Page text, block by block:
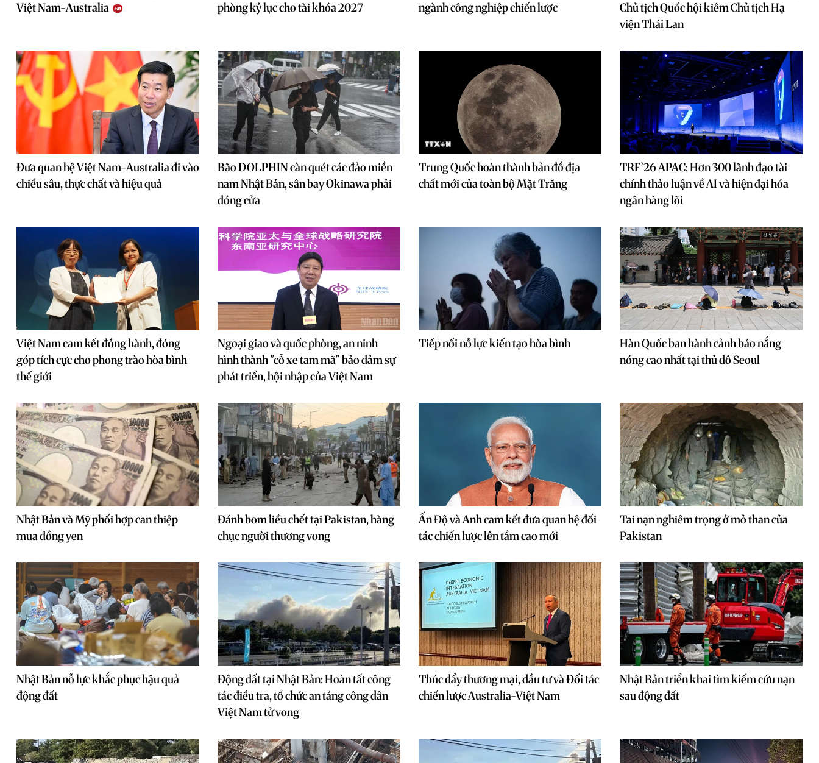
Việt Nam-Australia
phòng kỷ lục cho tài khóa 2027
ngành công nghiệp chiến lược
Chủ tịch Quốc hội kiêm Chủ tịch Hạ
viện Thái Lan
Đưa quan hệ Việt Nam-Australia đi vào
chiều sâu, thực chất và hiệu quả
Bão DOLPHIN càn quét các đảo miền
nam Nhật Bản, sân bay Okinawa phải
đóng cửa
Trung Quốc hoàn thành bản đồ địa
chất mới của toàn bộ Mặt Trăng
TRF’26 APAC: Hơn 300 lãnh đạo tài
chính thảo luận về AI và hiện đại hóa
ngân hàng lõi
Việt Nam cam kết đồng hành, đóng
góp tích cực cho phong trào hòa bình
thế giới
Ngoại giao và quốc phòng, an ninh
hình thành "cỗ xe tam mã" bảo đảm sự
phát triển, hội nhập của Việt Nam
Tiếp nối nỗ lực kiến tạo hòa bình
Hàn Quốc ban hành cảnh báo nắng
nóng cao nhất tại thủ đô Seoul
Nhật Bản và Mỹ phối hợp can thiệp
mua đồng yen
Đánh bom liều chết tại Pakistan, hàng
chục người thương vong
Ấn Độ và Anh cam kết đưa quan hệ đối
tác chiến lược lên tầm cao mới
Tai nạn nghiêm trọng ở mỏ than của
Pakistan
Nhật Bản nỗ lực khắc phục hậu quả
động đất
Động đất tại Nhật Bản: Hoàn tất công
tác điều tra, tổ chức an táng công dân
Việt Nam tử vong
Thúc đẩy thương mại, đầu tư và Đối tác
chiến lược Australia-Việt Nam
Nhật Bản triển khai tìm kiếm cứu nạn
sau động đất